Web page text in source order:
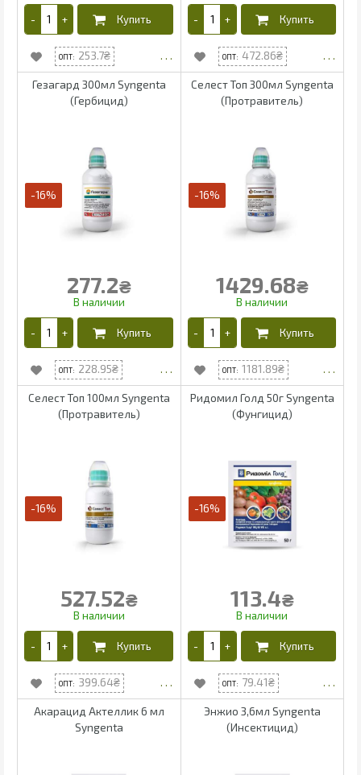
253.7 472.86
Гезагард 300мл Syngenta
(Гербицид)
-16%
277.2₴
228.95
Селест Топ 300мл Syngenta
(Протравитель)
-16%
1429.68₴
1181.89
Селест Топ 100мл Syngenta
(Протравитель)
-16%
527.52₴
399.64
Ридомил Голд 50г Syngenta
(Фунгицид)
-16%
113.4₴
79.41
Акарацид Актеллик 6 мл
Syngenta
Энжио 3,6мл Syngenta
(Инсектицид)